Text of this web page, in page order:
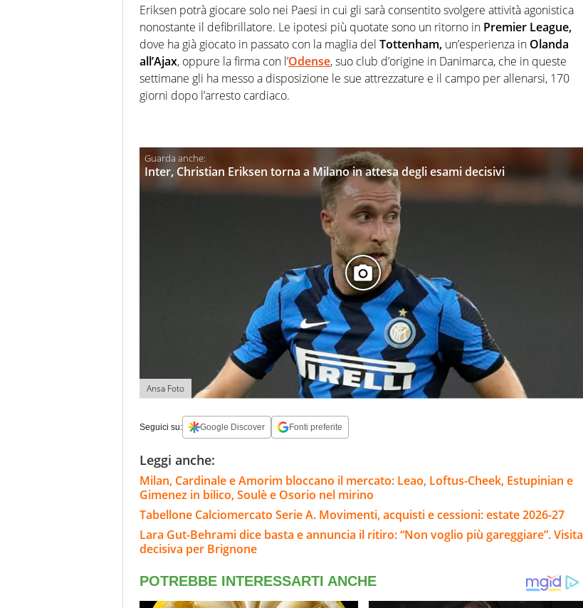
Eriksen potrà giocare solo nei Paesi in cui gli sarà consentito svolgere attività agonistica
nonostante il defibrillatore. Le ipotesi più quotate sono un ritorno in Premier League,
dove ha già giocato in passato con la maglia del Tottenham, un’esperienza in Olanda
all’Ajax, oppure la firma con l’Odense, suo club d’origine in Danimarca, che in queste
settimane gli ha messo a disposizione le sue attrezzature e il campo per allenarsi, 170
giorni dopo l’arresto cardiaco.
Inter, Christian Eriksen torna a Milano in attesa degli esami decisivi
Ansa Foto
Seguici su: Google Discover Fonti preferite
Leggi anche:
Milan, Cardinale e Amorim bloccano il mercato: Leao, Loftus-Cheek, Estupinian e
Gimenez in bilico, Soulè e Osorio nel mirino
Tabellone Calciomercato Serie A. Movimenti, acquisti e cessioni: estate 2026-27
Lara Gut-Behrami dice basta e annuncia il ritiro: “Non voglio più gareggiare”. Visita
decisiva per Brignone